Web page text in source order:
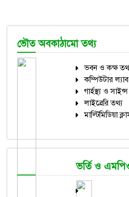
ভৌত অবকাঠামো তথ্য
ভবন ও কক্ষ
কম্পিউটার ল্যাব
গার্হস্থ্য ও
লাইব্রেরি তথ্য
মাল্টিমিডিয়া
ভর্তি ও